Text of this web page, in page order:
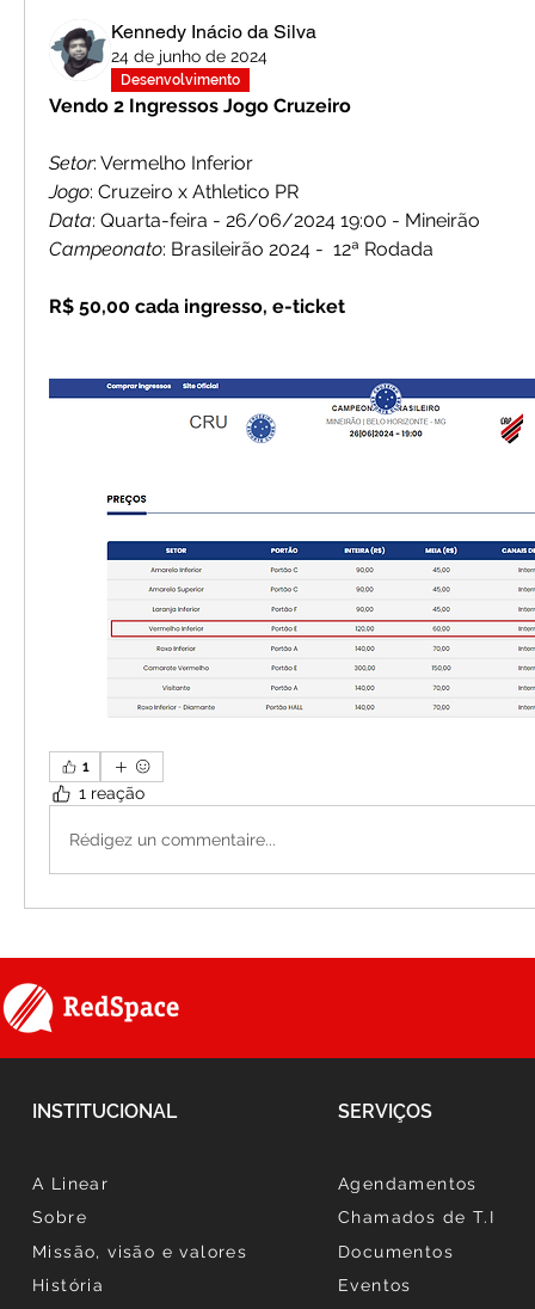
Kennedy Inácio da Silva
24 de junho de 2024
Desenvolvimento
Vendo 2 Ingressos Jogo Cruzeiro
Setor: Vermelho Inferior
Jogo: Cruzeiro x Athletico PR
Data: Quarta-feira - 26/06/2024 19:00 - Mineirão
Campeonato: Brasileirão 2024 -  12ª Rodada
R$ 50,00 cada ingresso, e-ticket
1
1 reação
Rédigez un commentaire...
INSTITUCIONAL SERVIÇOS
A Linear
Sobre
Missão, visão e valores
História
Agendamentos
Chamados de T.I
Documentos
Eventos